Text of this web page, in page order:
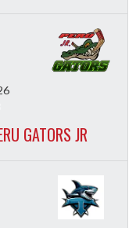
GATORS JR